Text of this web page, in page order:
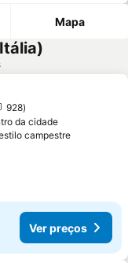
Mapa
favoritos
928
da cidade
campestreVer
Ver preços